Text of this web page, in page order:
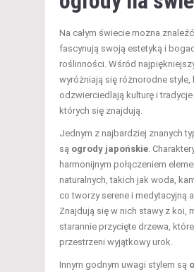
Na całym świecie można
fascynują swoją estetyką i
roślinności. Wśród
wyróżniają się różnorodne style,
odzwierciedlają kulturę i
których się znajdują.
Jednym z najbardziej znanych
są ogrody japońskie.
harmonijnym połączeniem
naturalnych, takich jak woda,
co tworzy serene i medytacyjną
Znajdują się w nich stawy z koi,
starannie przycięte drzewa,
przestrzeni wyjątkowy urok.
Innym godnym uwagi stylem są